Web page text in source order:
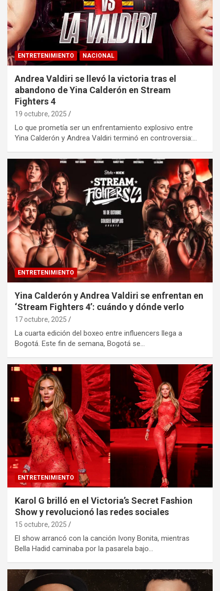
ENTRETENIMIENTO NACIONAL
Andrea Valdiri se llevó la victoria tras el
abandono de Yina Calderón en Stream
Fighters 4
19 octubre, 2025
Lo que prometía ser un enfrentamiento explosivo entre
Yina Calderón y Andrea Valdiri terminó en controversia:…
ENTRETENIMIENTO
Yina Calderón y Andrea Valdiri se enfrentan en
‘Stream Fighters 4’: cuándo y dónde verlo
17 octubre, 2025
La cuarta edición del boxeo entre influencers llega a
Bogotá. Este fin de semana, Bogotá se…
ENTRETENIMIENTO
Karol G brilló en el Victoria’s Secret Fashion
Show y revolucionó las redes sociales
15 octubre, 2025
El show arrancó con la canción Ivony Bonita, mientras
Bella Hadid caminaba por la pasarela bajo…